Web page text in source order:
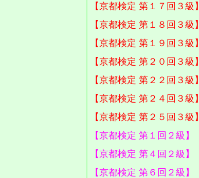
【京都検定 第１７回３級】
【京都検定 第１８回３級】
【京都検定 第１９回３級】
【京都検定 第２０回３級】
【京都検定 第２２回３級】
【京都検定 第２４回３級】
【京都検定 第２５回３級】
【京都検定 第１回２級】
【京都検定 第４回２級】
【京都検定 第６回２級】